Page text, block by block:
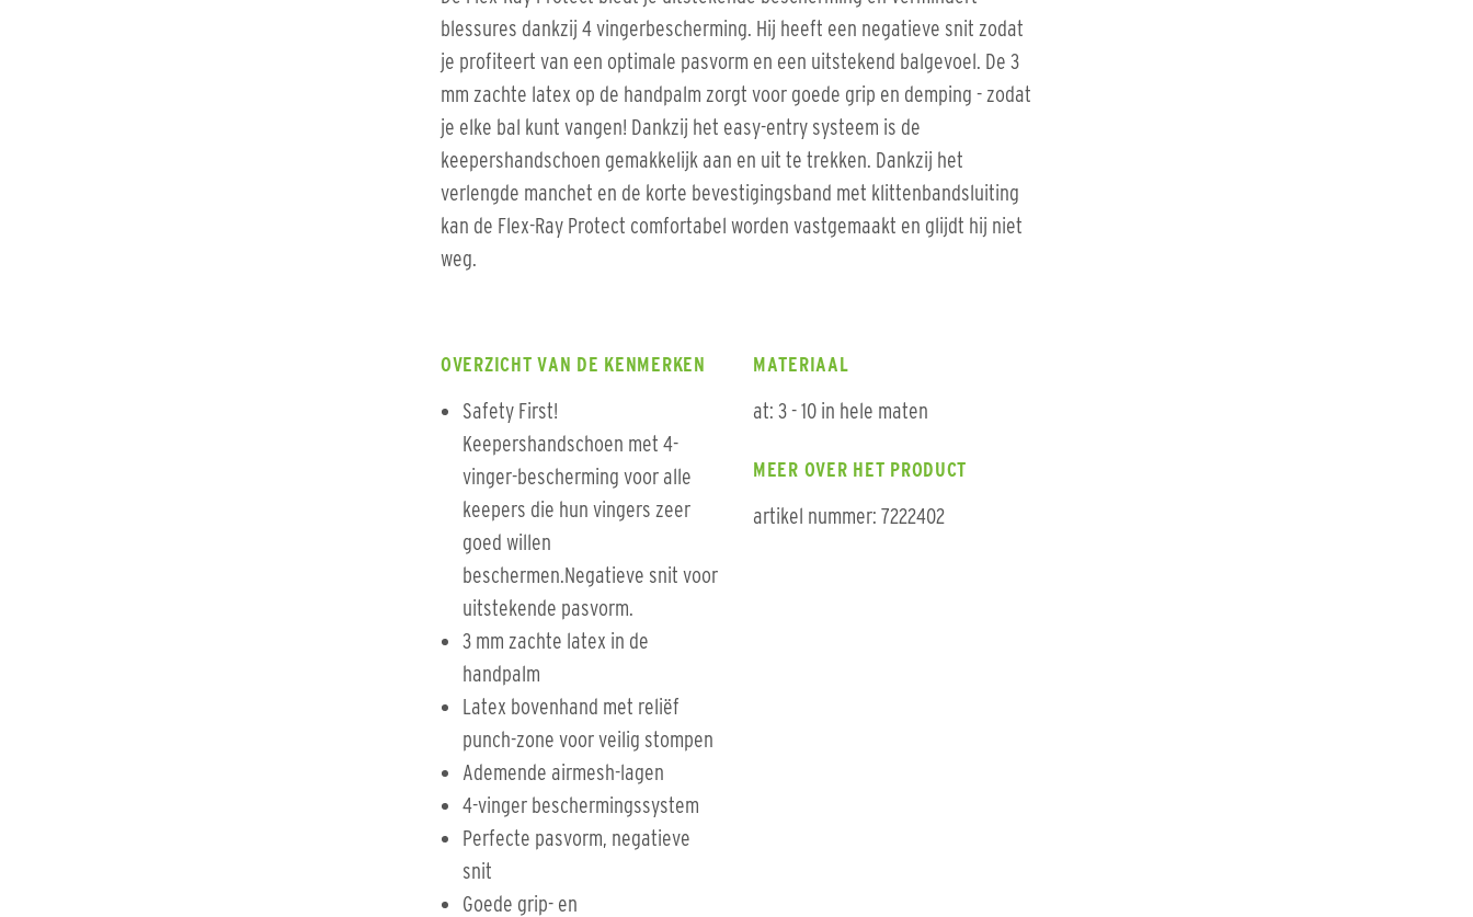
blessures dankzij 4 vingerbescherming. Hij heeft een negatieve snit zodat
je profiteert van een optimale pasvorm en een uitstekend balgevoel. De 3
mm zachte latex op de handpalm zorgt voor goede grip en demping - zodat
je elke bal kunt vangen! Dankzij het easy-entry systeem is de
keepershandschoen gemakkelijk aan en uit te trekken. Dankzij het
verlengde manchet en de korte bevestigingsband met klittenbandsluiting
kan de Flex-Ray Protect comfortabel worden vastgemaakt en glijdt hij niet
weg.
OVERZICHT VAN DE KENMERKEN
Safety First!
Keepershandschoen met 4-
vinger-bescherming voor alle
keepers die hun vingers zeer
goed willen
beschermen.Negatieve snit voor
uitstekende pasvorm.
3 mm zachte latex in de
handpalm
Latex bovenhand met reliëf
punch-zone voor veilig stompen
Ademende airmesh-lagen
4-vinger beschermingssystem
Perfecte pasvorm, negatieve
snit
Goede grip- en
MATERIAAL
at: 3 - 10 in hele maten
MEER OVER HET PRODUCT
artikel nummer: 7222402